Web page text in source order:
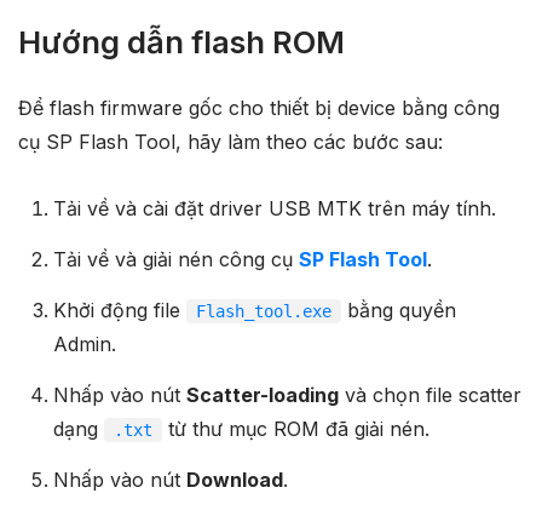
Hướng dẫn flash ROM
Để flash firmware gốc cho thiết bị device bằng công
cụ SP Flash Tool, hãy làm theo các bước sau:
Tải về và cài đặt driver USB MTK trên máy tính.
Tải về và giải nén công cụ SP Flash Tool.
Khởi động file Flash_tool.exe
bằng quyền
Admin.
Nhấp vào nút Scatter-loadingvà chọn file scatter
dạng
.txt từ thư mục ROM đã giải nén.
Nhấp vào nút Download.